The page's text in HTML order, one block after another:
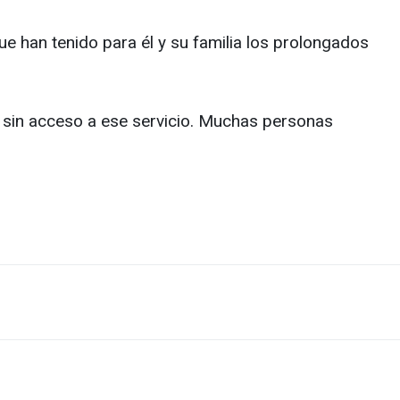
han tenido para él y su familia los prolongados
acceso a ese servicio. Muchas personas